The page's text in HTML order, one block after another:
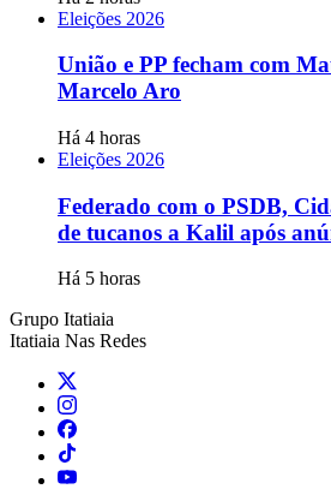
Eleições 2026
União e PP fecham com
Marcelo Aro
Há 4 horas
Eleições 2026
Federado com o PSDB,
de tucanos a Kalil após
Há 5 horas
Grupo Itatiaia
Itatiaia Nas Redes